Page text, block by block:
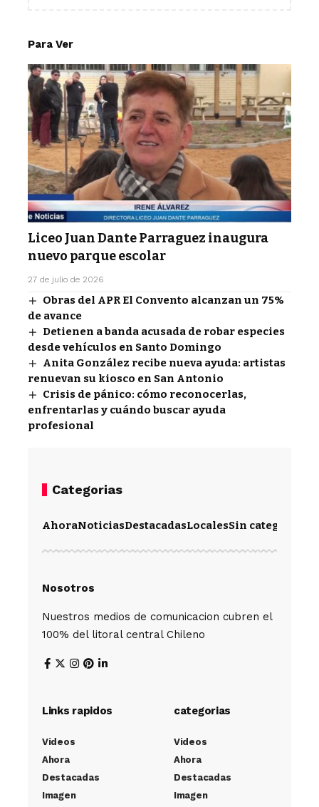
Para Ver
Liceo Juan Dante Parraguez inaugura
nuevo parque escolar
27 de julio de 2026
Obras del APR El Convento alcanzan un 75%
de avance
Detienen a banda acusada de robar especies
desde vehículos en Santo Domingo
Anita González recibe nueva ayuda: artistas
renuevan su kiosco en San Antonio
Crisis de pánico: cómo reconocerlas,
enfrentarlas y cuándo buscar ayuda
profesional
Categorias
AhoraNoticiasDestacadasLocalesSin categoría
Nosotros
Nuestros medios de comunicacion cubren el
100% del litoral central Chileno
Links rapidos
Videos
Ahora
Destacadas
Imagen
categorias
Videos
Ahora
Destacadas
Imagen